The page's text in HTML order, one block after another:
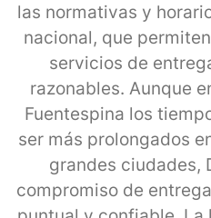
las normativas y
nacional, que
servicios de
razonables. Aunque
Fuentespina los
ser más prolongados
grandes ciudades,
compromiso de